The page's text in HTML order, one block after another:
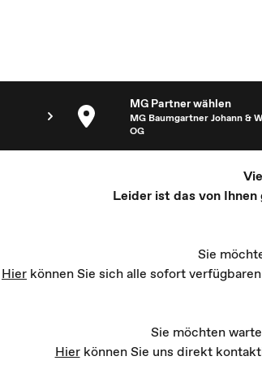
MG Partner wählen
MG Baumgartner Johann &
OG
Leider ist das von
Sie
Hier können Sie sich alle sofort
Sie möchten
Hier können Sie uns direkt